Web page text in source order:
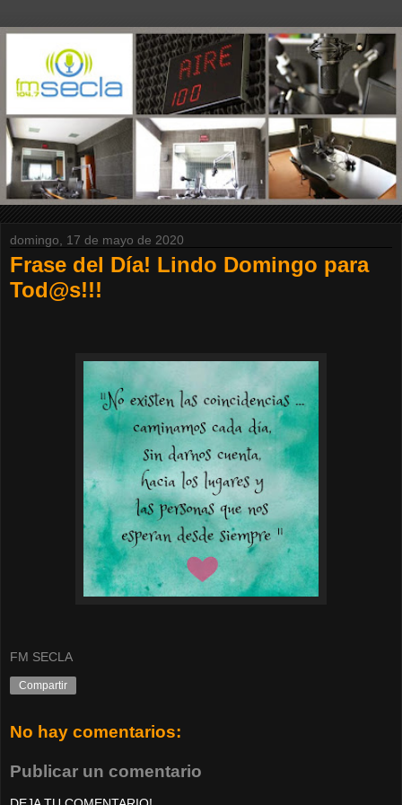
domingo, 17 de mayo de 2020
Frase del Día! Lindo Domingo para
Tod@s!!!
FM SECLA
Compartir
No hay comentarios:
Publicar un comentario